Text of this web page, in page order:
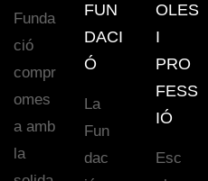
Funda
ció
compr
omes
a amb
la
FUN
DACI
Ó
La
Fun
dac
OLES
I
PRO
FESS
IÓ
Esc